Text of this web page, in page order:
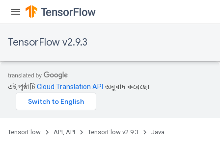
TensorFlow v2.9.3
এই পৃষ্ঠাটিCloud Translation API অনুবাদ করেছে।
TensorFlow API, API TensorFlow v2.9.3 Java